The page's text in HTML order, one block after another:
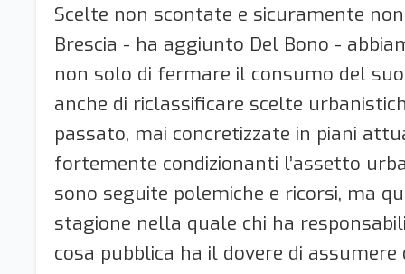
Scelte non scontate e sicuramente non
Brescia - ha aggiunto Del Bono -
non solo di fermare il consumo del
anche di riclassificare scelte
passato, mai concretizzate in piani
fortemente condizionanti l’assetto
sono seguite polemiche e ricorsi, ma
stagione nella quale chi ha
cosa pubblica ha il dovere di assumere